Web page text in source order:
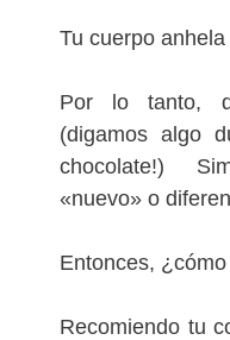
Tu cuerpo
Por lo tanto,
(digamos algo
chocolate!)
«nuevo» o
Entonces,
Recomiendo tu